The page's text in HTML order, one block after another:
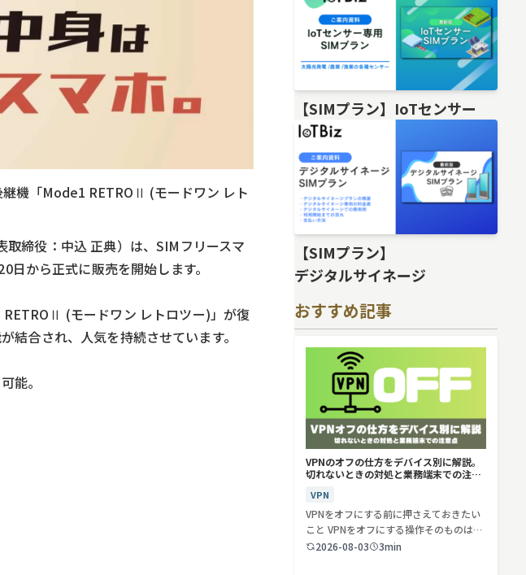
機「Mode1 RETROⅡ (モードワン レト
締役：中込 正典）は、SIMフリースマ
から正式に販売を開始します。
(モードワン レトロツー)」が復
合され、人気を持続させています。
能。
【SIMプラン】IoTセンサー
【SIMプラン】
デジタルサイネージ
おすすめ記事
VPNのオフの仕方をデバイス別に解説。
切れないときの対処と業務端末での注意
VPN
VPNをオフにする前に押さえておきたい
こと VPNをオフにする操作そのものは、
ど…2026-08-03 3min